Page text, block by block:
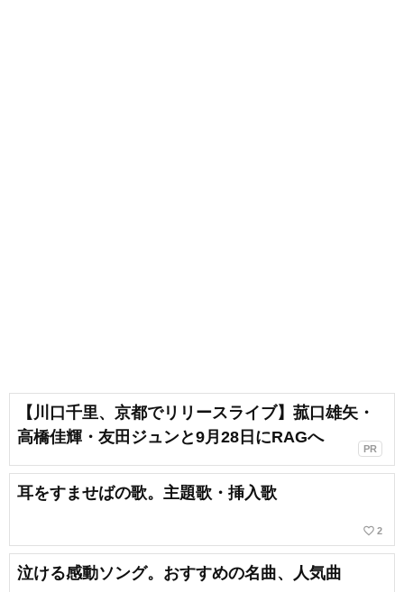
【川口千里、京都でリリースライブ】菰口雄矢・
高橋佳輝・友田ジュンと9月28日にRAGへ
PR
耳をすませばの歌。主題歌・挿入歌
favorite_border 2
泣ける感動ソング。おすすめの名曲、人気曲